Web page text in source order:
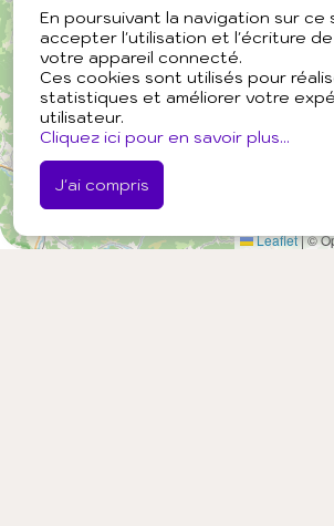
En poursuivant la navigation sur ce
accepter l'utilisation et l'écriture
votre appareil connecté.
Ces cookies sont utilisés pour
statistiques et améliorer votre
utilisateur.
Cliquez ici pour en savoir plus...
J'ai compris
Leaflet|©